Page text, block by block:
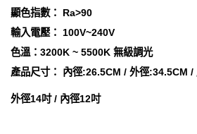
顯色指數： Ra>90
輸入電壓： 100V~240V
色溫：3200K ~ 5500K 無級調光
產品尺寸： 內徑:26.5CM / 外徑:34.5CM
外徑14吋 / 內徑12吋